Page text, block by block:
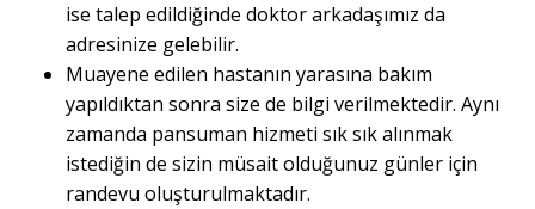
ise talep edildiğinde doktor arkadaşımız da
adresinize gelebilir.
Muayene edilen hastanın yarasına bakım
yapıldıktan sonra size de bilgi verilmektedir. Aynı
zamanda pansuman hizmeti sık sık alınmak
istediğin de sizin müsait olduğunuz günler için
randevu oluşturulmaktadır.